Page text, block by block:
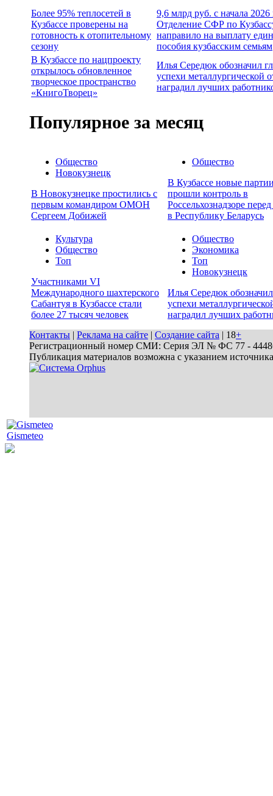
Более 95% теплосетей в
Кузбассе проверены на
готовность к отопительному
сезону
9,6 млрд руб. с начала 2026
Отделение СФР по
направило на выплату
пособия кузбасским семьям
В Кузбассе по нацпроекту
открылось обновленное
творческое пространство
«КнигоТворец»
Илья Середюк обозначил
успехи металлургической
наградил лучших
Популярное за месяц
Общество
Новокузнецк
В Новокузнецке простились с
первым командиром ОМОН
Сергеем Добижей
Общество
В Кузбассе новые
прошли контроль в
Россельхознадзоре
в Республику Беларусь
Культура
Общество
Топ
Участниками VI
Международного шахтерского
Сабантуя в Кузбассе стали
более 27 тысяч человек
Общество
Экономика
Топ
Новокузнецк
Илья Середюк
успехи
наградил лучших
Контакты | Реклама на сайте | Создание сайта | 18+
Регистрационный номер СМИ: Серия ЭЛ № ФС 77 - 44486
Публикация материалов возможна с указанием
Gismeteo